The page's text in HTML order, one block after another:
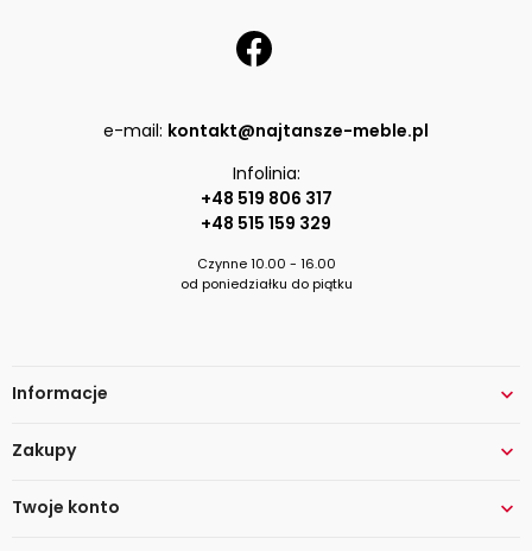
e-mail: kontakt@najtansze-meble.pl
Infolinia:
+48 519 806 317
+48 515 159 329
Czynne 10.00 - 16.00
od poniedziałku do piątku
Informacje 
Zakupy 
Twoje konto 